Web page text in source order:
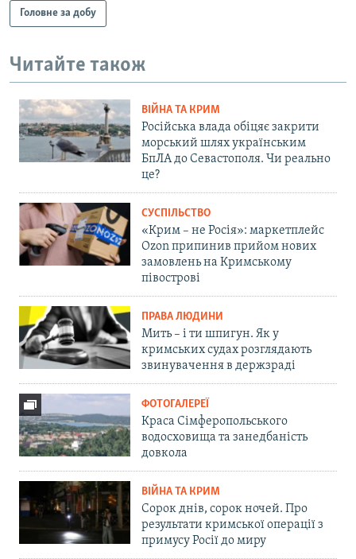
Головне за добу
Читайте також
ВІЙНА ТА КРИМ
Російська влада обіцяє закрити
морський шлях українським
БпЛА до Севастополя. Чи реально
це?
СУСПІЛЬСТВО
«Крим – не Росія»: маркетплейс
Ozon припинив прийом нових
замовлень на Кримському
півострові
ПРАВА ЛЮДИНИ
Мить – і ти шпигун. Як у
кримських судах розглядають
звинувачення в держзраді
ФОТОГАЛЕРЕЇ
Краса Сімферопольського
водосховища та занедбаність
довкола
ВІЙНА ТА КРИМ
Сорок днів, сорок ночей. Про
результати кримської операції з
примусу Росії до миру